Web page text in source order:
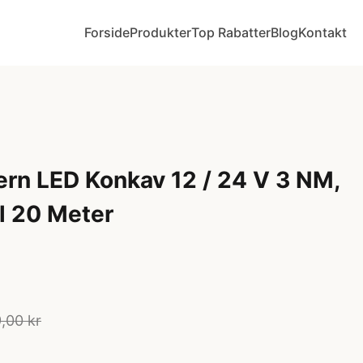
ForsideProdukterTop RabatterBlogKontakt
LED Konkav 12 / 24 V 3 NM,
20 Meter
kr